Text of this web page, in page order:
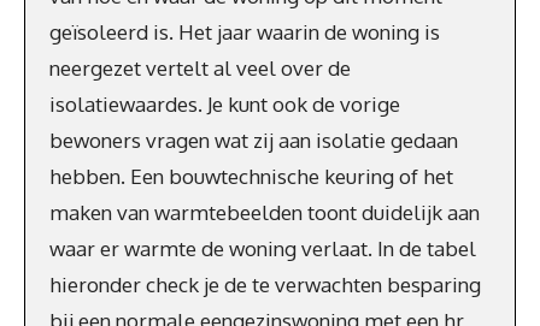
geïsoleerd is. Het jaar waarin de woning is
neergezet vertelt al veel over de
isolatiewaardes. Je kunt ook de vorige
bewoners vragen wat zij aan isolatie gedaan
hebben. Een bouwtechnische keuring of het
maken van warmtebeelden toont duidelijk aan
waar er warmte de woning verlaat. In de tabel
hieronder check je de te verwachten besparing
bij een normale eengezinswoning met een hr